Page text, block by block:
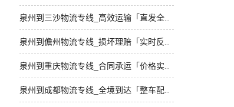
泉州到三沙物流专线_高效运输「直发全境」
泉州到儋州物流专线_损坏理赔「实时反馈」
泉州到重庆物流专线_合同承运「价格实惠」
泉州到成都物流专线_全境到达「整车配货」